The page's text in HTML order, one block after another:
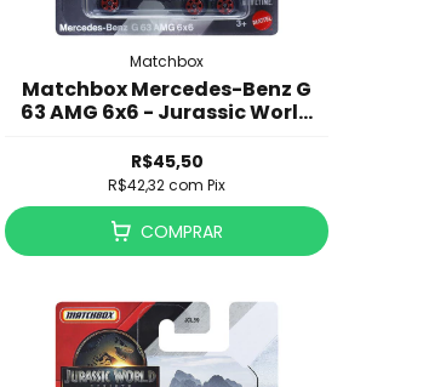
Matchbox
Matchbox Mercedes-Benz G
63 AMG 6x6 - Jurassic World
R$45,50
R$42,32com Pix
COMPRAR